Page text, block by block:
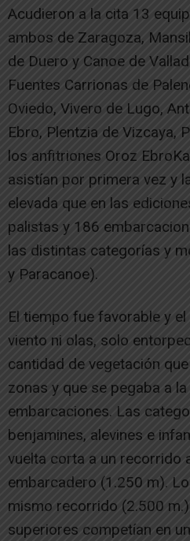
Acudieron a la cita 13
ambos de Zaragoza,
de Duero y Canoe de
Fuentes Carrionas de
Oviedo, Vivero de Lugo,
Ebro, Plentzia de Vizcaya,
los anfitriones Oroz
asistían por primera vez y
elevada que en las
palistas y 186
las distintas categorías y
y Paracanoe).
El tiempo fue favorable y
viento ni olas, solo
cantidad de vegetación
zonas y que se pegaba a
embarcaciones. Las
benjamines, alevines e
vuelta corta a un recorrido
embarcadero (1.250 m).
mismo recorrido (2.500
superiores competían en